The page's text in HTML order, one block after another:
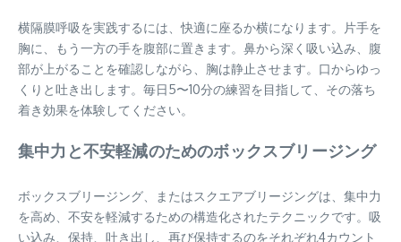
横隔膜呼吸を実践するには、快適に座るか横になります。片手を
胸に、もう一方の手を腹部に置きます。鼻から深く吸い込み、腹
部が上がることを確認しながら、胸は静止させます。口からゆっ
くりと吐き出します。毎日5〜10分の練習を目指して、その落ち
着き効果を体験してください。
集中力と不安軽減のためのボックスブリージング
ボックスブリージング、またはスクエアブリージングは、集中力
を高め、不安を軽減するための構造化されたテクニックです。吸
い込み、保持、吐き出し、再び保持するのをそれぞれ4カウント